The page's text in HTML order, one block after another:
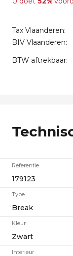
Tax Vlaanderen:
BIV Vlaanderen:
BTW aftrekbaar:
Referentie
179123
Type
Break
Kleur
Zwart
Interieur